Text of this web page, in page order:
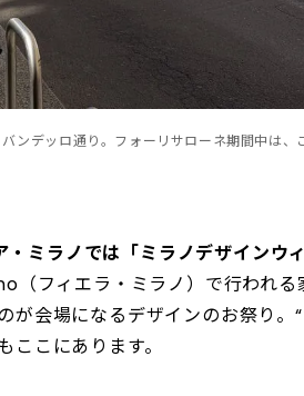
ンデッロ通り。フォーリサローネ期間中は、
ミラノでは「ミラノデザインウ
フィエラ・ミラノ）で行われる
が会場になるデザインのお祭り。
こにあります。